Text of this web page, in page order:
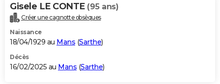
Gisele LE CONTE (95 ans)
Créer une cagnotte obsèques
Naissance
18/04/1929 au Mans (Sarthe)
Décès
16/02/2025 au Mans (Sarthe)